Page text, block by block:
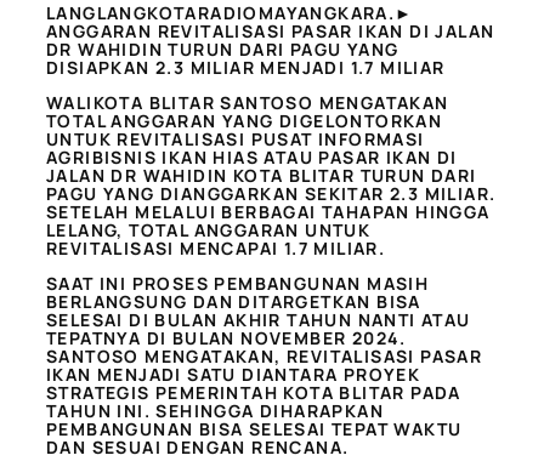
LANGLANGKOTARADIOMAYANGKARA.►
ANGGARAN REVITALISASI PASAR IKAN DI JALAN
DR WAHIDIN TURUN DARI PAGU YANG
DISIAPKAN 2.3 MILIAR MENJADI 1.7 MILIAR
WALIKOTA BLITAR SANTOSO MENGATAKAN
TOTAL ANGGARAN YANG DIGELONTORKAN
UNTUK REVITALISASI PUSAT INFORMASI
AGRIBISNIS IKAN HIAS ATAU PASAR IKAN DI
JALAN DR WAHIDIN KOTA BLITAR TURUN DARI
PAGU YANG DIANGGARKAN SEKITAR 2.3 MILIAR.
SETELAH MELALUI BERBAGAI TAHAPAN HINGGA
LELANG, TOTAL ANGGARAN UNTUK
REVITALISASI MENCAPAI 1.7 MILIAR.
SAAT INI PROSES PEMBANGUNAN MASIH
BERLANGSUNG DAN DITARGETKAN BISA
SELESAI DI BULAN AKHIR TAHUN NANTI ATAU
TEPATNYA DI BULAN NOVEMBER 2024.
SANTOSO MENGATAKAN, REVITALISASI PASAR
IKAN MENJADI SATU DIANTARA PROYEK
STRATEGIS PEMERINTAH KOTA BLITAR PADA
TAHUN INI. SEHINGGA DIHARAPKAN
PEMBANGUNAN BISA SELESAI TEPAT WAKTU
DAN SESUAI DENGAN RENCANA.